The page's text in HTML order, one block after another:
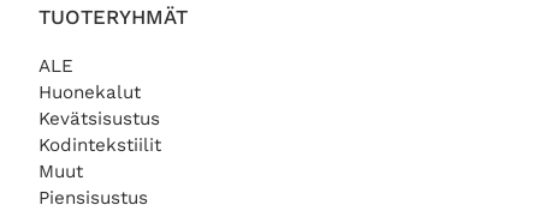
TUOTERYHMÄT
ALE
Huonekalut
Kevätsisustus
Kodintekstiilit
Muut
Piensisustus